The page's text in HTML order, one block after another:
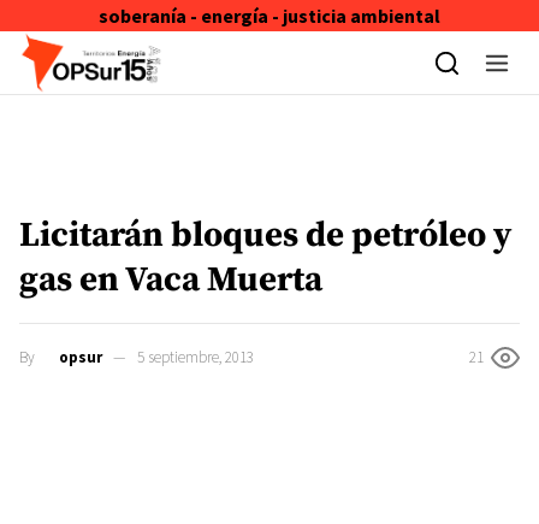
soberanía - energía - justicia ambiental
Skip to content
Licitarán bloques de petróleo y
gas en Vaca Muerta
By opsur 5 septiembre, 2013 21